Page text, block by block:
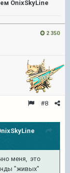
OnixSkyLine
2 350
#8
меня, это
"живых"